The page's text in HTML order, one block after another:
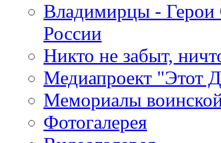
Владимирцы - Герои
России
Никто не забыт,
Медиапроект "Этот
Мемориалы
Фотогалерея